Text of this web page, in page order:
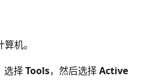
机。
选择Tools，然后选择Active